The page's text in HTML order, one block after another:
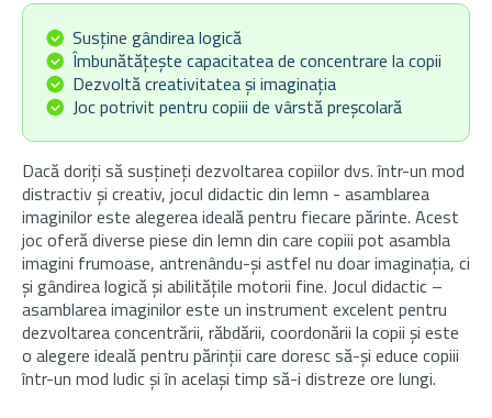
Susține gândirea logică
Îmbunătățește capacitatea de concentrare la copii
Dezvoltă creativitatea și imaginația
Joc potrivit pentru copiii de vârstă preșcolară
Dacă doriți să susțineți dezvoltarea copiilor dvs. într-un mod
distractiv și creativ, jocul didactic din lemn - asamblarea
imaginilor este alegerea ideală pentru fiecare părinte. Acest
joc oferă diverse piese din lemn din care copiii pot asambla
imagini frumoase, antrenându-și astfel nu doar imaginația, ci
și gândirea logică și abilitățile motorii fine. Jocul didactic –
asamblarea imaginilor este un instrument excelent pentru
dezvoltarea concentrării, răbdării, coordonării la copii și este
o alegere ideală pentru părinții care doresc să-și educe copiii
într-un mod ludic și în același timp să-i distreze ore lungi.